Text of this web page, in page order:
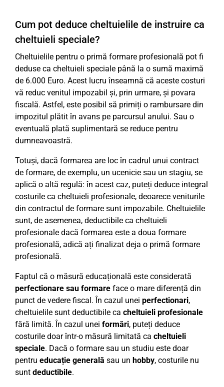
Cum pot deduce cheltuielile de instruire ca
cheltuieli speciale?
Cheltuielile pentru o primă formare profesională pot fi
deduse ca cheltuieli speciale până la o sumă maximă
de 6.000 Euro. Acest lucru înseamnă că aceste costuri
vă reduc venitul impozabil și, prin urmare, și povara
fiscală. Astfel, este posibil să primiți o rambursare din
impozitul plătit în avans pe parcursul anului. Sau o
eventuală plată suplimentară se reduce pentru
dumneavoastră.
Totuși, dacă formarea are loc în cadrul unui contract
de formare, de exemplu, un ucenicie sau un stagiu, se
aplică o altă regulă: în acest caz, puteți deduce integral
costurile ca cheltuieli profesionale, deoarece veniturile
din contractul de formare sunt impozabile. Cheltuielile
sunt, de asemenea, deductibile ca cheltuieli
profesionale dacă formarea este a doua formare
profesională, adică ați finalizat deja o primă formare
profesională.
Faptul că o măsură educațională este considerată
perfectionare sau formare face o mare diferență din
punct de vedere fiscal. În cazul unei perfectionari,
cheltuielile sunt deductibile ca cheltuieli profesionale
fără limită. În cazul unei formări, puteți deduce
costurile doar într-o măsură limitată ca cheltuieli
speciale. Dacă o formare sau un studiu este doar
pentru educație generală sau un hobby, costurile nu
sunt deductibile.